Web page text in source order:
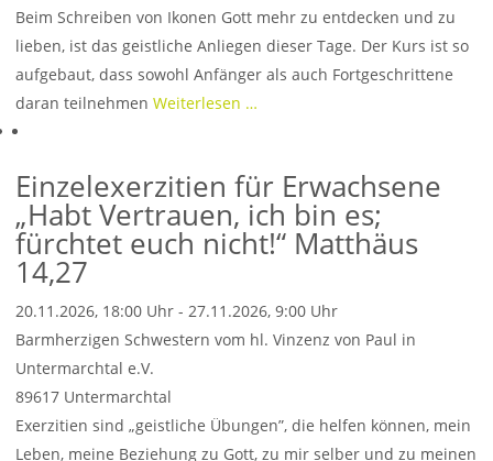
Beim Schreiben von Ikonen Gott mehr zu entdecken und zu
lieben, ist das geistliche Anliegen dieser Tage. Der Kurs ist so
aufgebaut, dass sowohl Anfänger als auch Fortgeschrittene
daran teilnehmen Weiterlesen …
Einzelexerzitien für Erwachsene
„Habt Vertrauen, ich bin es;
fürchtet euch nicht!“ Matthäus
14,27
20.11.2026, 18:00 Uhr - 27.11.2026, 9:00 Uhr
Barmherzigen Schwestern vom hl. Vinzenz von Paul in
Untermarchtal e.V.
89617 Untermarchtal
Exerzitien sind „geistliche Übungen”, die helfen können, mein
Leben, meine Beziehung zu Gott, zu mir selber und zu meinen